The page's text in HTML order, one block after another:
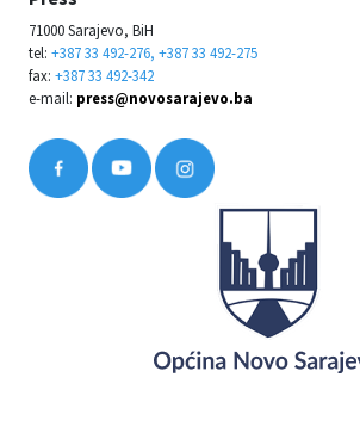
71000 Sarajevo, BiH
tel: +387 33 492-276, +387 33 492-275
fax: +387 33 492-342
e-mail: press@novosarajevo.ba